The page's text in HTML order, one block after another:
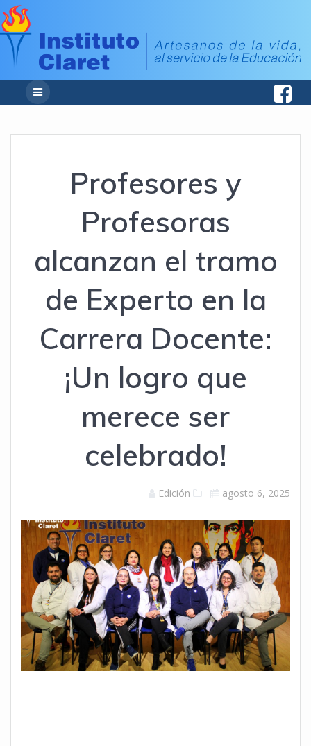
Profesores y
Profesoras
alcanzan el tramo
de Experto en la
Carrera Docente:
¡Un logro que
merece ser
celebrado!
Edición agosto 6, 2025